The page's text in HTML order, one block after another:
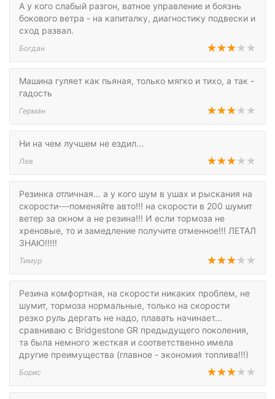
А у кого слабый разгон, ватное управление и боязнь
бокового ветра - на капиталку, диагностику подвески и
сход развал.
Богдан
Машина гуляет как пьяная, только мягко и тихо, а так -
гадость
Герман
Ни на чем лучшем не ездил...
Лев
Резинка отличная... а у кого шум в ушах и рыскания на
скорости---поменяйте авто!!! на скорости в 200 шумит
ветер за окном а не резина!!! И если тормоза не
хреновые, то и замедление получите отменное!!! ЛЕТАЛ
ЗНАЮ!!!!!
Тимур
Резина комфортная, на скорости никаких проблем, не
шумит, тормоза нормальные, только на скорости
резко руль дергать не надо, плавать начинает...
сравниваю с Bridgestone GR предыдущего поколения,
та была немного жесткая и соответственно имела
другие преимущества (главное - экономия топлива!!!)
Борис